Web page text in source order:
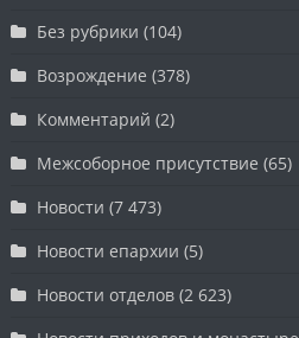
Без рубрики (104)
Возрождение (378)
Комментарий (2)
Межсоборное присутствие (65)
Новости (7 473)
Новости епархии (5)
Новости отделов (2 623)